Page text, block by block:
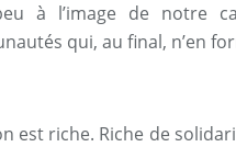
à l’image de notre
qui, au final, n’en
est riche. Riche de